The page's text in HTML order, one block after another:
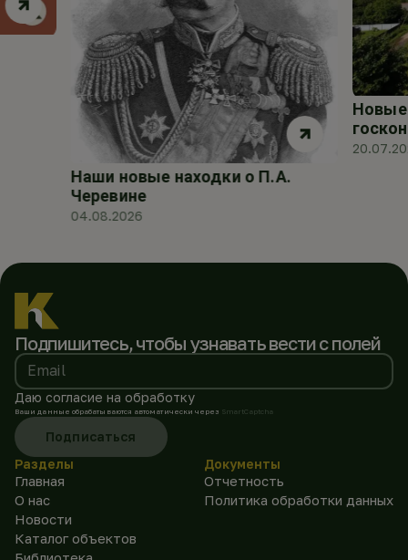
Наши новые находки о П.А.
Черевине
04.08.2026
Новые
Подпишитесь, чтобы узнавать вести с полей
Email
Даю согласие на обработку
Ваши данные обрабатываются автоматически через SmartCaptcha
Подписаться
Разделы
Главная
О нас
Новости
Каталог объектов
Документы
Отчетность
Политика обработки данных